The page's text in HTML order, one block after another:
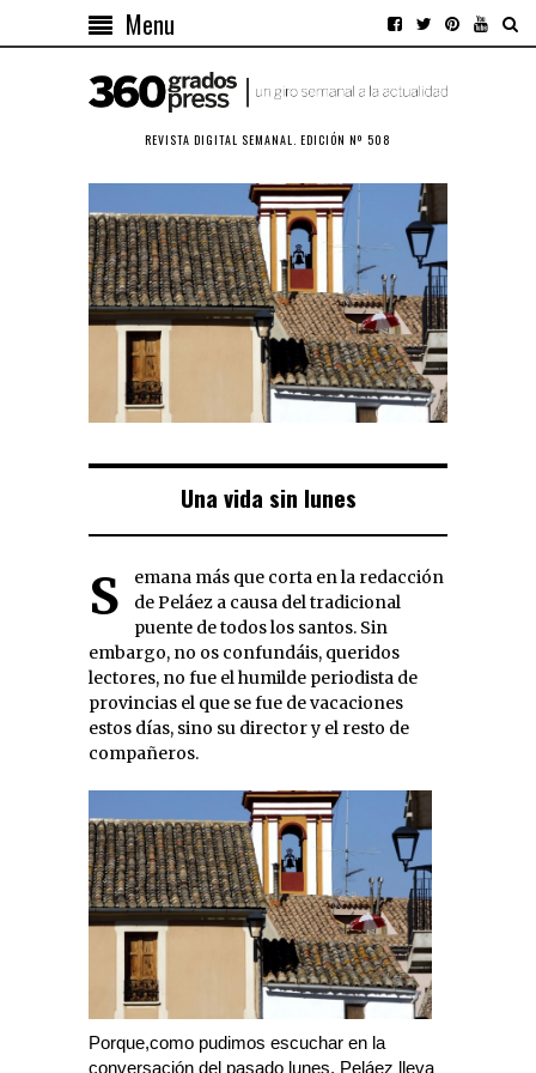
Menu
REVISTA DIGITAL SEMANAL. EDICIÓN Nº 508
Una vida sin lunes
Semana más que corta en la redacción
de Peláez a causa del tradicional
puente de todos los santos. Sin
embargo, no os confundáis, queridos
lectores, no fue el humilde periodista de
provincias el que se fue de vacaciones
estos días, sino su director y el resto de
compañeros.
Porque,como pudimos escuchar en la
conversación del pasado lunes, Peláez lleva